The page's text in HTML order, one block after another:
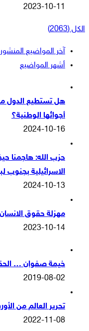
2023-10-11
الكل (2063)
آخر المواضيع
أشهر المواضيع
هل تستطيع الدول
أجوائها الوطنية؟
2024-10-16
حزب الله: هاجمنا
الاسرائيلية بجنوب
2024-10-13
مهزلة حقوق الانسان
2023-10-14
خيمة صفوان …
2019-08-02
تحرير العالم من
2022-11-08